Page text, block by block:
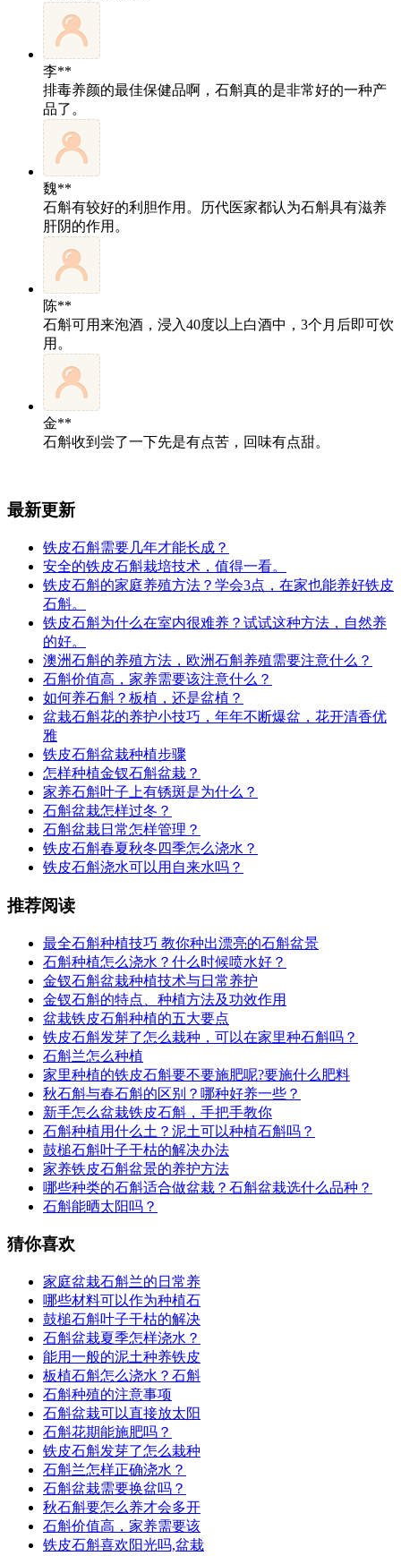
李**
排毒养颜的最佳保健品啊，石斛真的是非常好的一种产
品了。
魏**
石斛有较好的利胆作用。历代医家都认为石斛具有滋养
肝阴的作用。
陈**
石斛可用来泡酒，浸入40度以上白酒中，3个月后即可饮
用。
金**
石斛收到尝了一下先是有点苦，回味有点甜。
最新更新
铁皮石斛需要几年才能长成？
安全的铁皮石斛栽培技术，值得一看。
铁皮石斛的家庭养殖方法？学会3点，在家也能养好铁皮
石斛。
铁皮石斛为什么在室内很难养？试试这种方法，自然养
的好。
澳洲石斛的养殖方法，欧洲石斛养殖需要注意什么？
石斛价值高，家养需要该注意什么？
如何养石斛？板植，还是盆植？
盆栽石斛花的养护小技巧，年年不断爆盆，花开清香优
雅
铁皮石斛盆栽种植步骤
怎样种植金钗石斛盆栽？
家养石斛叶子上有锈斑是为什么？
石斛盆栽怎样过冬？
石斛盆栽日常怎样管理？
铁皮石斛春夏秋冬四季怎么浇水？
铁皮石斛浇水可以用自来水吗？
推荐阅读
最全石斛种植技巧 教你种出漂亮的石斛盆景
石斛种植怎么浇水？什么时候喷水好？
金钗石斛盆栽种植技术与日常养护
金钗石斛的特点、种植方法及功效作用
盆栽铁皮石斛种植的五大要点
铁皮石斛发芽了怎么栽种，可以在家里种石斛吗？
石斛兰怎么种植
家里种植的铁皮石斛要不要施肥呢?要施什么肥料
秋石斛与春石斛的区别？哪种好养一些？
新手怎么盆栽铁皮石斛，手把手教你
石斛种植用什么土？泥土可以种植石斛吗？
鼓槌石斛叶子干枯的解决办法
家养铁皮石斛盆景的养护方法
哪些种类的石斛适合做盆栽？石斛盆栽选什么品种？
石斛能晒太阳吗？
猜你喜欢
家庭盆栽石斛兰的日常养
哪些材料可以作为种植石
鼓槌石斛叶子干枯的解决
石斛盆栽夏季怎样浇水？
能用一般的泥土种养铁皮
板植石斛怎么浇水？石斛
石斛种殖的注意事项
石斛盆栽可以直接放太阳
石斛花期能施肥吗？
铁皮石斛发芽了怎么栽种
石斛兰怎样正确浇水？
石斛盆栽需要换盆吗？
秋石斛要怎么养才会多开
石斛价值高，家养需要该
铁皮石斛喜欢阳光吗,盆栽